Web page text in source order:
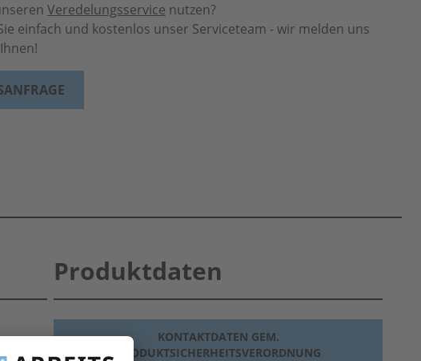
Veredelungsservice nutzen?
einfach und kostenlos unser Serviceteam - wir melden uns
Peter
Produktdaten
KONTAKTDATEN GEM.
PRODUKTSICHERHEITSVERORDNUNG